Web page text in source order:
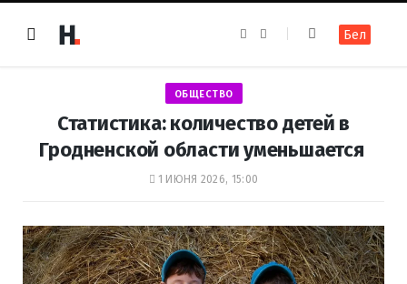
e
k
t
a
m
Бел
ОБЩЕСТВО
Статистика: количество детей в
Гродненской области уменьшается
1 ИЮНЯ 2026, 15:00